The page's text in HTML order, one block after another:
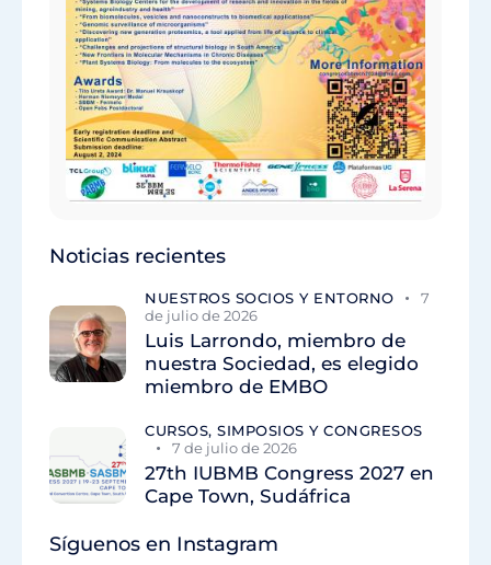
Noticias recientes
NUESTROS SOCIOS Y ENTORNO
7
de julio de 2026
Luis Larrondo, miembro de
nuestra Sociedad, es elegido
miembro de EMBO
CURSOS, SIMPOSIOS Y CONGRESOS
7 de julio de 2026
27th IUBMB Congress 2027 en
Cape Town, Sudáfrica
Síguenos en Instagram